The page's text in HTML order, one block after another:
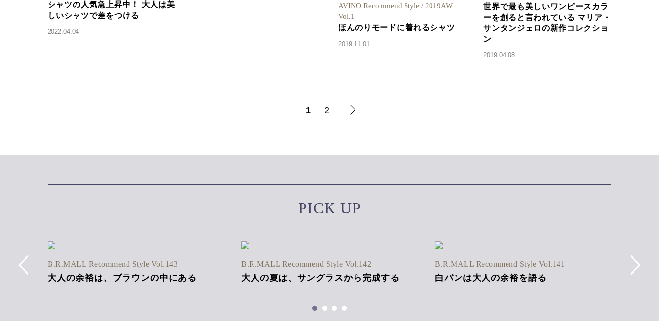
シャツの人気急上昇中！ 大人は美
しいシャツで差をつける
2022.04.04
AVINO Recommend Style / 2019AW
Vol.1
ほんのりモードに着れるシャツ
2019.11.01
世界で最も美しいワンピースカラ
ーを創ると言われている マリア・
サンタンジェロの新作コレクショ
ン
2019.04.08
1 2
PICK UP
Vol.1
ン混
B.R.MALL Recommend Style Vol.143
大人の余裕は、ブラウンの中にある
B.R.MALL Recommend Style Vol.142
大人の夏は、サングラスから完成する
B.R.MALL Recommend Style Vol.141
白パンは大人の余裕を語る
スト